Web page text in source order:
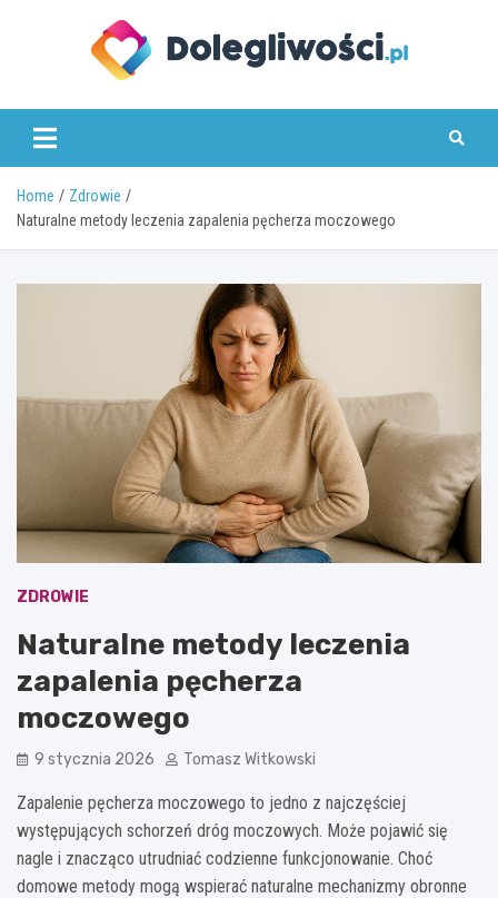
dolegliwosci.pl
Home
Zdrowie
Naturalne metody leczenia zapalenia pęcherza moczowego
ZDROWIE
Naturalne metody leczenia
zapalenia pęcherza
moczowego
9 stycznia 2026 Tomasz Witkowski
Zapalenie pęcherza moczowego to jedno z najczęściej
występujących schorzeń dróg moczowych. Może pojawić się
nagle i znacząco utrudniać codzienne funkcjonowanie. Choć
domowe metody mogą wspierać naturalne mechanizmy obronne